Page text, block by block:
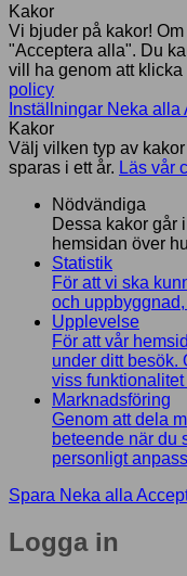
Kakor
Vi bjuder på kakor!
"Acceptera alla". Du
vill ha genom att
policy
Inställningar Neka alla
Kakor
Välj vilken typ av
sparas i ett år. Läs vår
Nödvändiga
Dessa kakor går
hemsidan över
Statistik
För att vi ska
och
Upplevelse
För att vår
under ditt besök.
viss
Marknadsföring
Genom att dela
beteende när du
personligt
Spara Neka alla
Logga in